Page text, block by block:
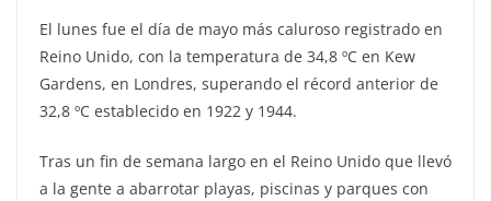
El lunes fue el día de mayo más caluroso registrado en
Reino Unido, con la temperatura de 34,8 ºC en Kew
Gardens, en Londres, superando el récord anterior de
32,8 ºC establecido en 1922 y 1944.
Tras un fin de semana largo en el Reino Unido que llevó
a la gente a abarrotar playas, piscinas y parques con